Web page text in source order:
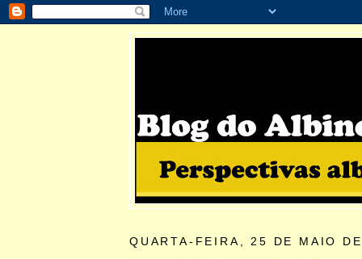
QUARTA-FEIRA, 25 DE MAIO